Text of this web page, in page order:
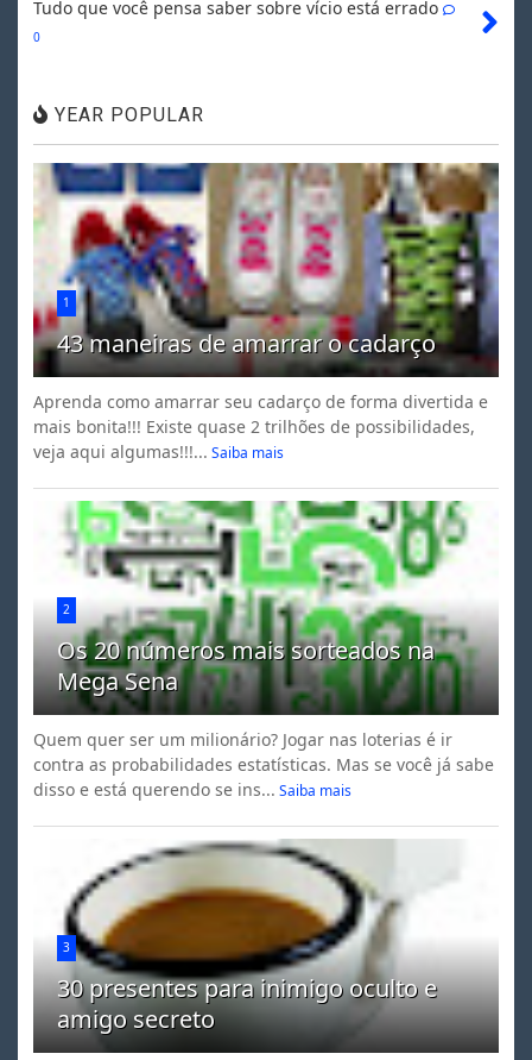
Tudo que você pensa saber sobre vício está errado
0
YEAR POPULAR
1
43 maneiras de amarrar o cadarço
Aprenda como amarrar seu cadarço de forma divertida e
mais bonita!!! Existe quase 2 trilhões de possibilidades,
veja aqui algumas!!!... Saiba mais
2
Os 20 números mais sorteados na
Mega Sena
Quem quer ser um milionário? Jogar nas loterias é ir
contra as probabilidades estatísticas. Mas se você já sabe
disso e está querendo se ins... Saiba mais
3
30 presentes para inimigo oculto e
amigo secreto